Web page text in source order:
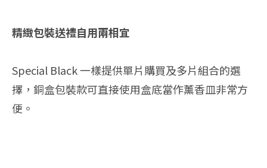
精緻包裝送禮自用兩相宜
Special Black 一樣提供單片購買及多片組合的選
擇，銅盒包裝款可直接使用盒底當作薰香皿非常方
便。